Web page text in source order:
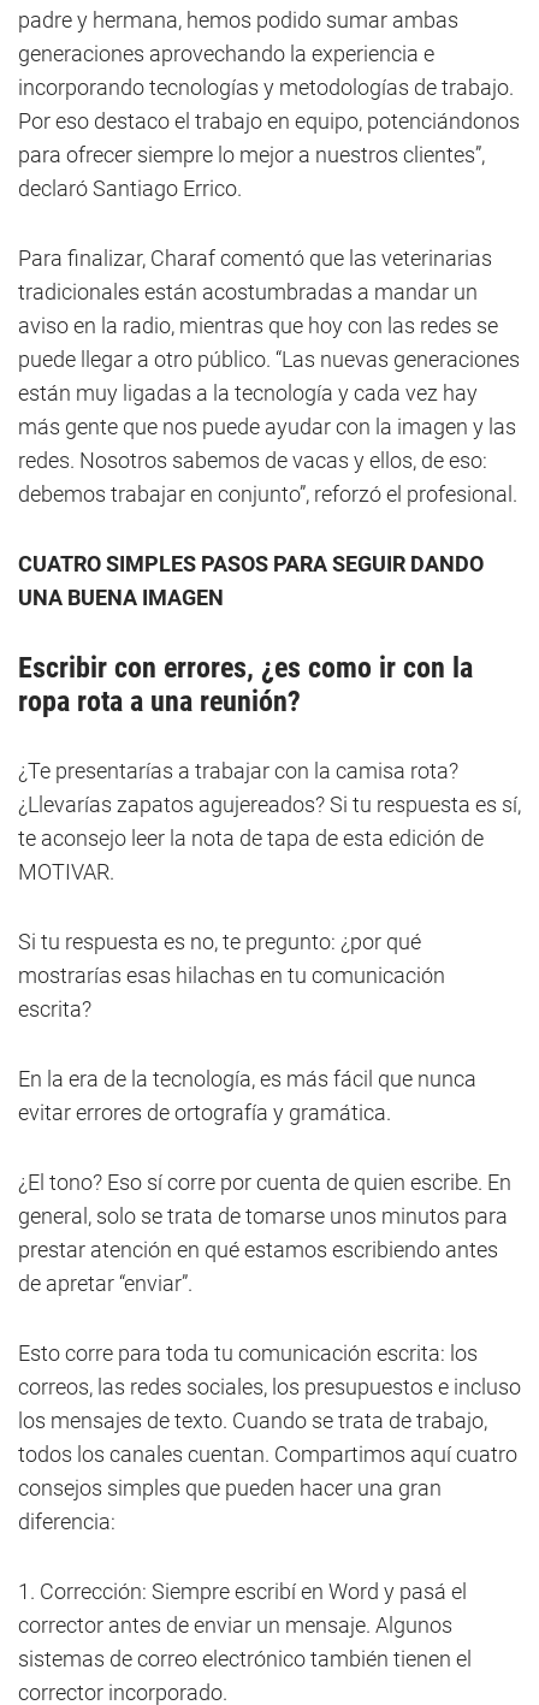
padre y hermana, hemos podido sumar ambas
generaciones aprovechando la experiencia e
incorporando tecnologías y metodologías de trabajo.
Por eso destaco el trabajo en equipo, potenciándonos
para ofrecer siempre lo mejor a nuestros clientes”,
declaró Santiago Errico.
Para finalizar, Charaf comentó que las veterinarias
tradicionales están acostumbradas a mandar un
aviso en la radio, mientras que hoy con las redes se
puede llegar a otro público. “Las nuevas generaciones
están muy ligadas a la tecnología y cada vez hay
más gente que nos puede ayudar con la imagen y las
redes. Nosotros sabemos de vacas y ellos, de eso:
debemos trabajar en conjunto”, reforzó el profesional.
CUATRO SIMPLES PASOS PARA SEGUIR DANDO
UNA BUENA IMAGEN
Escribir con errores, ¿es como ir con la
ropa rota a una reunión?
¿Te presentarías a trabajar con la camisa rota?
¿Llevarías zapatos agujereados? Si tu respuesta es sí,
te aconsejo leer la nota de tapa de esta edición de
MOTIVAR.
Si tu respuesta es no, te pregunto: ¿por qué
mostrarías esas hilachas en tu comunicación
escrita?
En la era de la tecnología, es más fácil que nunca
evitar errores de ortografía y gramática.
¿El tono? Eso sí corre por cuenta de quien escribe. En
general, solo se trata de tomarse unos minutos para
prestar atención en qué estamos escribiendo antes
de apretar “enviar”.
Esto corre para toda tu comunicación escrita: los
correos, las redes sociales, los presupuestos e incluso
los mensajes de texto. Cuando se trata de trabajo,
todos los canales cuentan. Compartimos aquí cuatro
consejos simples que pueden hacer una gran
diferencia:
1. Corrección: Siempre escribí en Word y pasá el
corrector antes de enviar un mensaje. Algunos
sistemas de correo electrónico también tienen el
corrector incorporado.